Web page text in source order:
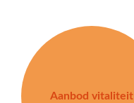
Aanbod vitaliteit